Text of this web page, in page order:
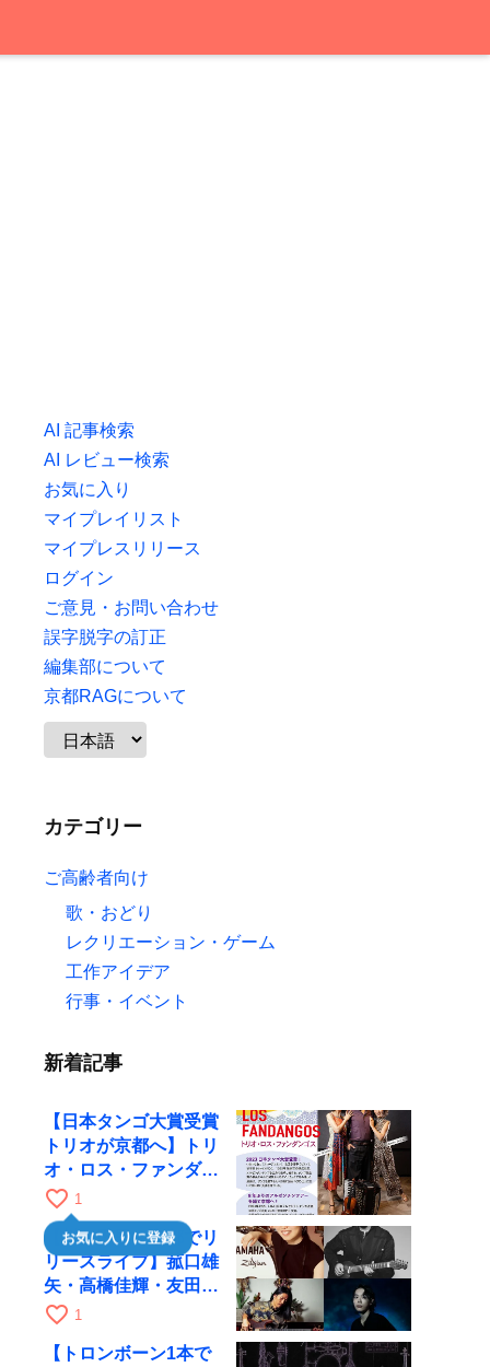
AI 記事検索
AI レビュー検索
お気に入り
マイプレイリスト
マイプレスリリース
ログイン
ご意見・お問い合わせ
誤字脱字の訂正
編集部について
京都RAGについて
カテゴリー
ご高齢者向け
歌・おどり
レクリエーション・ゲーム
工作アイデア
行事・イベント
新着記事
【日本タンゴ大賞受賞
トリオが京都へ】トリ
オ・ロス・ファンダン
ゴスが10月9日にRAG
で公演
favorite_border 1
お気に入りに登録
【川口千里、京都でリ
リースライブ】菰口雄
矢・高橋佳輝・友田ジ
ュンと9月28日にRAG
favorite_border 1
【トロンボーン1本で